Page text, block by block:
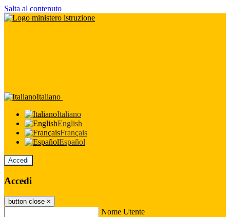
Salta al contenuto
Italiano
Italiano
English
Français
Español
Accedi
Accedi
button close ×
Nome Utente